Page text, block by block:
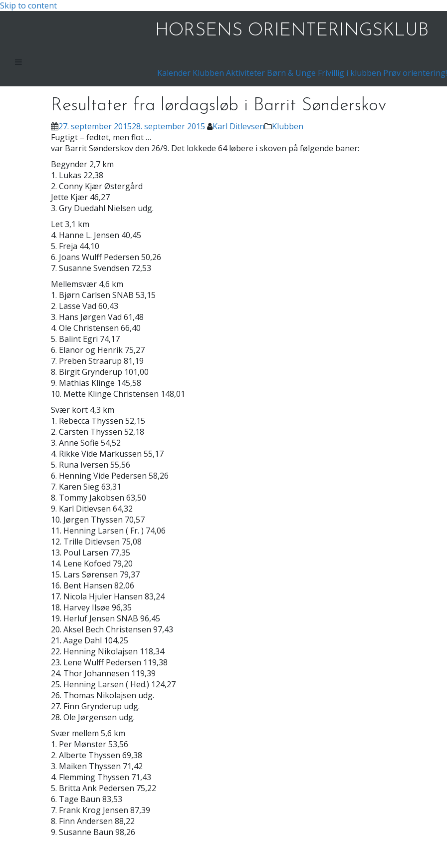
Skip to content
HORSENS ORIENTERINGSKLUB
Kalender Klubben Aktiviteter Børn & Unge Frivillig i klubben Prøv orientering!
Resultater fra lørdagsløb i Barrit Sønderskov
27. september 201528. september 2015 Karl Ditlevsen
Klubben
Fugtigt – fedtet, men flot …
var Barrit Sønderskov den 26/9. Det lokkede 64 løbere i skoven på følgende baner:
Begynder 2,7 km
1. Lukas 22,38
2. Conny Kjær Østergård
Jette Kjær 46,27
3. Gry Duedahl Nielsen udg.
Let 3,1 km
4. Hanne L. Jensen 40,45
5. Freja 44,10
6. Joans Wulff Pedersen 50,26
7. Susanne Svendsen 72,53
Mellemsvær 4,6 km
1. Bjørn Carlsen SNAB 53,15
2. Lasse Vad 60,43
3. Hans Jørgen Vad 61,48
4. Ole Christensen 66,40
5. Balint Egri 74,17
6. Elanor og Henrik 75,27
7. Preben Straarup 81,19
8. Birgit Grynderup 101,00
9. Mathias Klinge 145,58
10. Mette Klinge Christensen 148,01
Svær kort 4,3 km
1. Rebecca Thyssen 52,15
2. Carsten Thyssen 52,18
3. Anne Sofie 54,52
4. Rikke Vide Markussen 55,17
5. Runa Iversen 55,56
6. Henning Vide Pedersen 58,26
7. Karen Sieg 63,31
8. Tommy Jakobsen 63,50
9. Karl Ditlevsen 64,32
10. Jørgen Thyssen 70,57
11. Henning Larsen ( Fr. ) 74,06
12. Trille Ditlevsen 75,08
13. Poul Larsen 77,35
14. Lene Kofoed 79,20
15. Lars Sørensen 79,37
16. Bent Hansen 82,06
17. Nicola Hjuler Hansen 83,24
18. Harvey Ilsøe 96,35
19. Herluf Jensen SNAB 96,45
20. Aksel Bech Christensen 97,43
21. Aage Dahl 104,25
22. Henning Nikolajsen 118,34
23. Lene Wulff Pedersen 119,38
24. Thor Johannesen 119,39
25. Henning Larsen ( Hed.) 124,27
26. Thomas Nikolajsen udg.
27. Finn Grynderup udg.
28. Ole Jørgensen udg.
Svær mellem 5,6 km
1. Per Mønster 53,56
2. Alberte Thyssen 69,38
3. Maiken Thyssen 71,42
4. Flemming Thyssen 71,43
5. Britta Ank Pedersen 75,22
6. Tage Baun 83,53
7. Frank Krog Jensen 87,39
8. Finn Andersen 88,22
9. Susanne Baun 98,26